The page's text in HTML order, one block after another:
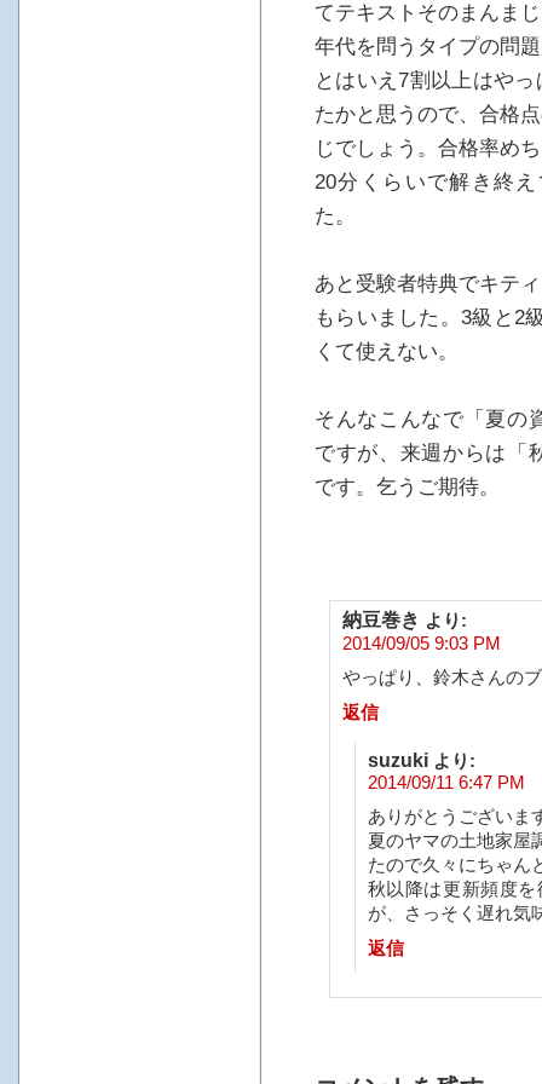
てテキストそのまんま
年代を問うタイプの問
とはいえ7割以上はや
たかと思うので、合格
じでしょう。合格率め
20分くらいで解き終
た。
あと受験者特典でキテ
もらいました。3級と2
くて使えない。
そんなこんなで「夏の
ですが、来週からは「
です。乞うご期待。
納豆巻き より:
2014/09/05 9:03 PM
やっぱり、鈴木さんの
返信
suzuki より:
2014/09/11 6:47 PM
ありがとうございま
夏のヤマの土地家屋
たので久々にちゃん
秋以降は更新頻度
が、さっそく遅れ気
返信